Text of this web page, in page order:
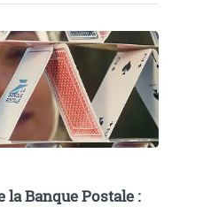
Banque Postale :